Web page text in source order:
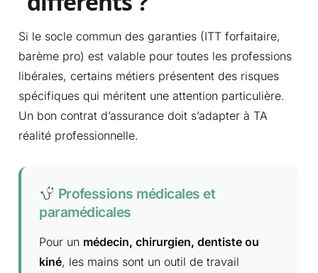
Si le socle commun des garanties (ITT forfaitaire,
barème pro) est valable pour toutes les professions
libérales, certains métiers présentent des risques
spécifiques qui méritent une attention particulière.
Un bon contrat d’assurance doit s’adapter à TA
réalité professionnelle.
Professions médicales et
paramédicales
Pour un médecin, chirurgien, dentiste ou
kiné, les mains sont un outil de travail